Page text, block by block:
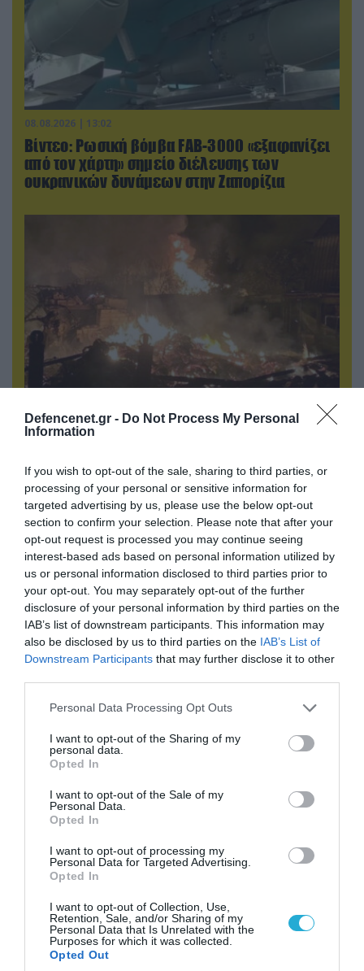
Defencenet.gr - Do Not Process My Personal
Information
If you wish to opt-out of the sale, sharing to third parties, or
processing of your personal or sensitive information for
targeted advertising by us, please use the below opt-out
section to confirm your selection. Please note that after your
opt-out request is processed you may continue seeing
interest-based ads based on personal information utilized by
us or personal information disclosed to third parties prior to
your opt-out. You may separately opt-out of the further
disclosure of your personal information by third parties on the
IAB’s list of downstream participants. This information may
also be disclosed by us to third parties on the IAB’s List of
Downstream Participants that may further disclose it to other
Please note that this website/app uses one or more Google
not limited to your visit or usage behaviour. You may click to
grant or deny consent to Google and its third-party tags to
use your data for below specified purposes in below Google
consent section.
Personal Data Processing Opt Outs
I want to opt-out of the Sharing of my
personal data.
Opted In
I want to opt-out of the Sale of my
Personal Data.
Opted In
I want to opt-out of processing my
Personal Data for Targeted Advertising.
Opted In
I want to opt-out of Collection, Use,
Retention, Sale, and/or Sharing of my
Personal Data that Is Unrelated with the
Purposes for which it was collected.
Opted Out
08.08.2026 | 13:02
Βίντεο: Ρωσική βόμβα FAB-3000 «εξαφανίζει
από τον χάρτη» σημείο διέλευσης των
ουκρανικών δυνάμεων στην Ζαπορίζια
08.08.2026 | 01:02
Στο «κόκκινο» το Ντνιπροπετρόφσκ: Οι
επιθέσεις σε όλη την επικράτεια
ΠΟΛΙΤΙΚΗ
08.08.2026 | 09:02
του Αρκά για τα τατουάζ (φωτο)